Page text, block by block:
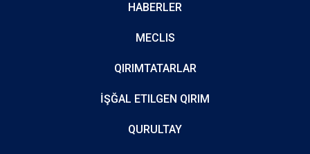
HABERLER
MECLIS
QIRIMTATARLAR
İŞĞAL ETILGEN QIRIM
QURULTAY